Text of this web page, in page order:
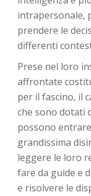
intrapersonale,
prendere le
differenti
Prese nel loro
affrontate
per il fascino, il
che sono dotati
possono
grandissima
leggere le loro
fare da guide e
e risolvere le